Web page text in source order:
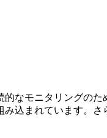
なモニタリングの
込まれています。